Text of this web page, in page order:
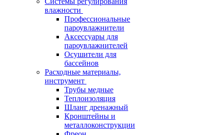
влажности
Профессиональные
пароувлажнители
Аксессуары для
пароувлажнителей
Осушители для
бассейнов
Расходные материалы,
инструмент
Трубы медные
Теплоизоляция
Шланг дренажный
Кронштейны и
металлоконструкции